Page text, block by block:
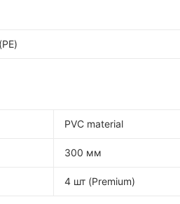
PVC material
300 мм
4 шт (Premium)